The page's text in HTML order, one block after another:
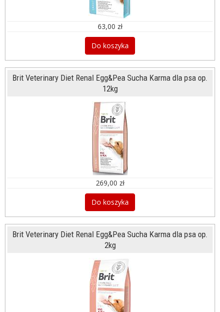
63,00 zł
Do koszyka
Brit Veterinary Diet Renal Egg&Pea Sucha Karma dla psa op.
12kg
269,00 zł
Do koszyka
Brit Veterinary Diet Renal Egg&Pea Sucha Karma dla psa op.
2kg